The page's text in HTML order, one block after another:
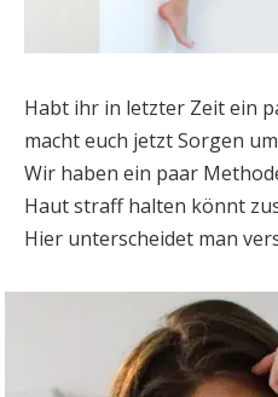
Habt ihr in letzter Zeit ein
macht euch jetzt Sorgen
Wir haben ein paar
Haut straff halten könnt
Hier unterscheidet man